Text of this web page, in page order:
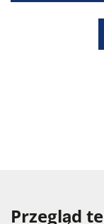
Przegląd